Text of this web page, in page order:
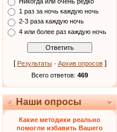
1 раз за ночь каждую ночь
2-3 раза каждую ночь
4 или более раз каждую ночь
[ Результаты· Архив опросов]
Всего ответов: 469
Наши опросы
Какие методики реально
помогли избавить Вашего